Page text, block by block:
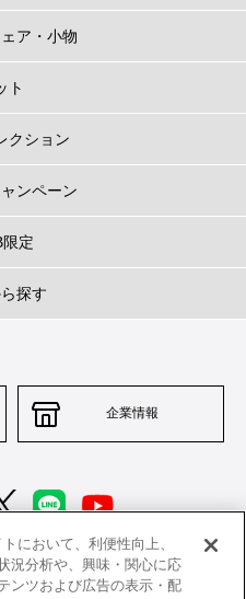
ア・小物
ト
クション
ンペーン
限定
探す
企業情報
特定商取引法に基づく表示
において、利便性向上、
況分析や、興味・関心に応
ンツおよび広告の表示・配